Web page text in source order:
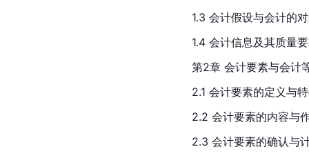
1.3 会计假设与会计的
1.4 会计信息及其质量
第2章 会计要素与会计
2.1 会计要素的定义与
2.2 会计要素的内容与
2.3 会计要素的确认与